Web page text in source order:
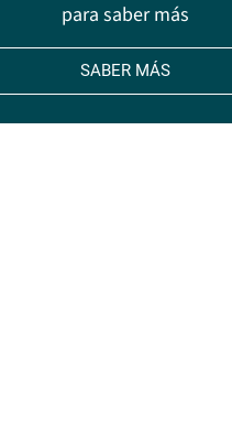
para saber más
SABER MÁS